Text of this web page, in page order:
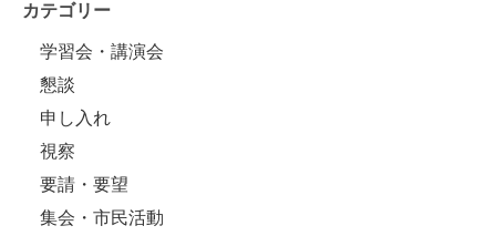
カテゴリー
学習会・講演会
懇談
申し入れ
視察
要請・要望
集会・市民活動